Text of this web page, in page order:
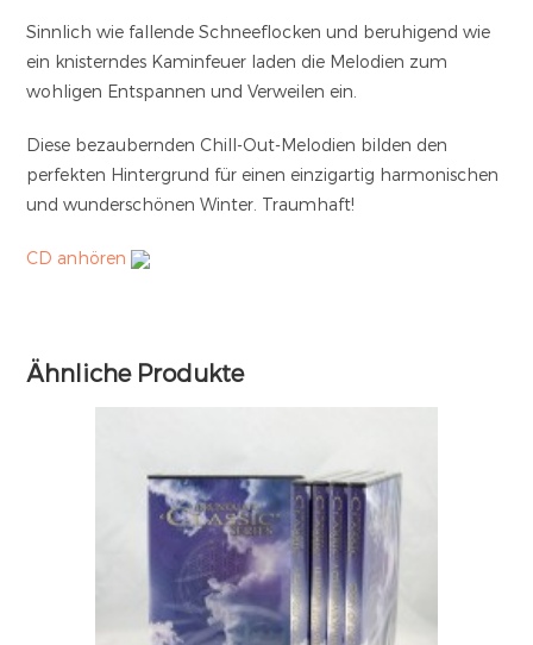
Sinnlich wie fallende Schneeflocken und beruhigend wie
ein knisterndes Kaminfeuer laden die Melodien zum
wohligen Entspannen und Verweilen ein.
Diese bezaubernden Chill-Out-Melodien bilden den
perfekten Hintergrund für einen einzigartig harmonischen
und wunderschönen Winter. Traumhaft!
CD anhören
Ähnliche Produkte